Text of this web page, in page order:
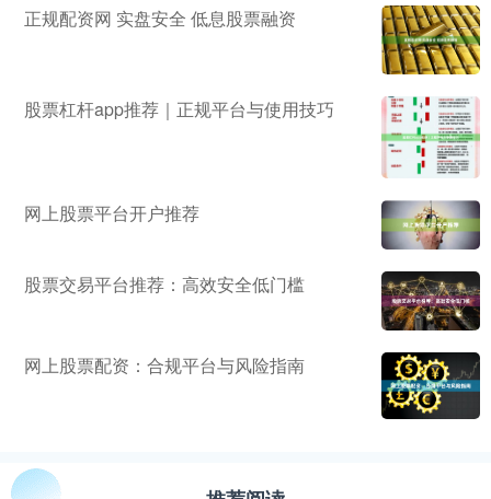
正规配资网 实盘安全 低息股票融资
股票杠杆app推荐｜正规平台与使用技巧
网上股票平台开户推荐
股票交易平台推荐：高效安全低门槛
网上股票配资：合规平台与风险指南